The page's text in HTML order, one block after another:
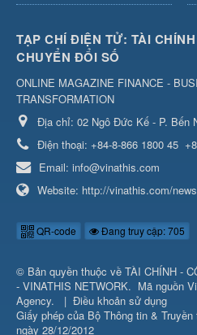
TẠP CHÍ ĐIỆN TỬ: TÀI
CHUYỂN ĐỔI SỐ
ONLINE MAGAZINE FINANCE -
TRANSFORMATION
Địa chỉ: 02 Ngô Đức Kế - P. Bến
Điện thoại: +84-8-866 1800 45
Email: info@vinathis.com
Website: http://vinathis.com/news
QR-code Đang truy cập: 705
© Bản quyền thuộc về TÀI CHÍNH -
- VINATHIS NETWORK. Mã nguồn
Agency. | Điều khoản sử dụng
Giấy phép của Bộ Thông tin &
ngày 28/12/2012